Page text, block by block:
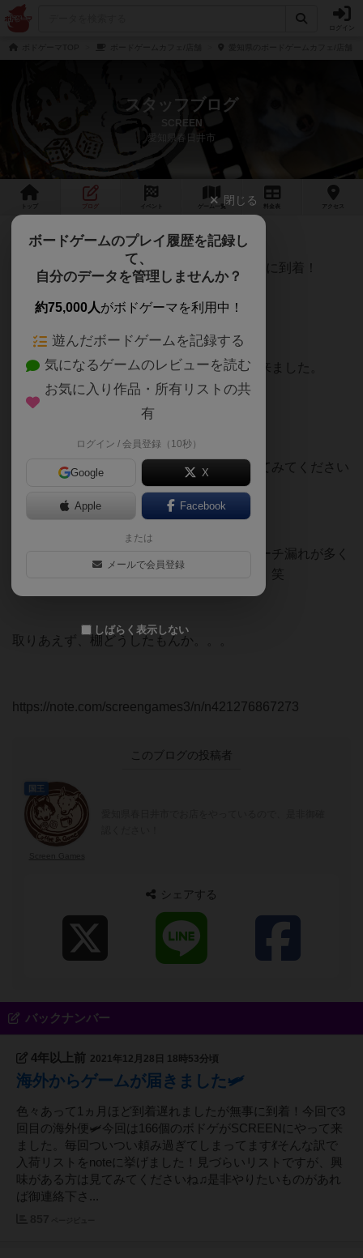
スタッフブログ
SCREEN
愛知県春日井市
ゲーム 一覧 料金 アクセス
海外からゲームが届きました🛩
色々あって1ヵ月ほど到着遅れましたが無事に到着！
今回で3回目の海外便🛩
今回は166個のボドゲがSCREENにやって来ました。
毎回ついつい頼み過ぎてしまってます💃
見づらいリストですが、興味がある方は見てみてください
是非やりたいものがあれば御連絡下さい🐶
前からですが、日本語版があることのリサーチ漏れが多く
て『えぇ！』っとなることが多いです。。。笑
取りあえず 、棚どうしたもんか。。。
https://note.com/screengames3/n/n421276867273
このブログの投稿者
国王
シェアする
バックナンバー
4年以上前 2021年12月28日 18時53分頃
海外からゲームが届きました🛩
色々あって1ヵ月ほど到着遅れましたが無事に到着！今回で3
回目の海外便🛩今回は166個のボドゲがSCREENにやって来
ました。毎回ついつい頼み過ぎてしまってます💃そんな訳で
入荷リストをnoteに挙げました！見づらいリストですが、興
味がある方は見てみてくださいね♫是非やりたいものがあれ
ば御連絡下さ...
閉じる
ボードゲームのプレイ履歴を記録し
て、
自分のデータを管理しませんか？
約75,000人がボドゲーマを利用中！
遊んだボードゲームを記録する
気になるゲームのレビューを読む
お気に入り作品・所有リストの共
有
ログイン / 会員登録（10秒）
Google X
Apple Facebook
または
メールで会員登録
しばらく表示しない